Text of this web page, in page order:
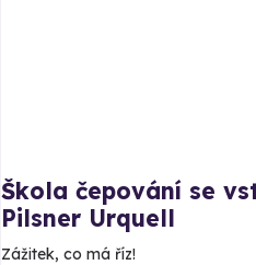
Škola čepování se
Pilsner Urquell
Zážitek, co má říz!